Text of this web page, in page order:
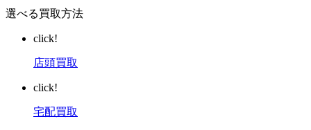
選べる買取方法
click!
店頭買取
click!
宅配買取